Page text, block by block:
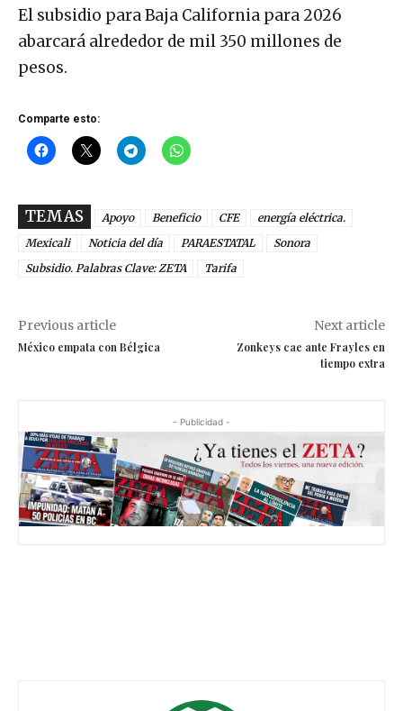
El subsidio para Baja California para 2026
abarcará alrededor de mil 350 millones de
pesos.
Comparte esto:
TEMAS Apoyo Beneficio CFE
energía eléctrica.
Mexicali
Noticia del día PARAESTATAL
Sonora
Subsidio. Palabras Clave: ZETA
Tarifa
Previous article
México empata con Bélgica
Next article
Zonkeys cae ante Frayles en
tiempo extra
- Publicidad -